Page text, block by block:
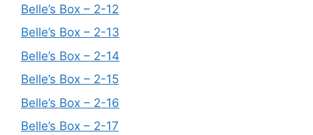
Belle’s Box – 2-12
Belle’s Box – 2-13
Belle’s Box – 2-14
Belle’s Box – 2-15
Belle’s Box – 2-16
Belle’s Box – 2-17